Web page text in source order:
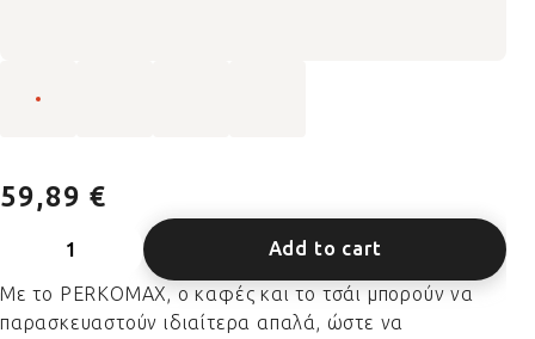
59,89 €
Add to cart
Με το PERKOMAX, ο καφές και το τσάι μπορούν να
παρασκευαστούν ιδιαίτερα απαλά, ώστε να